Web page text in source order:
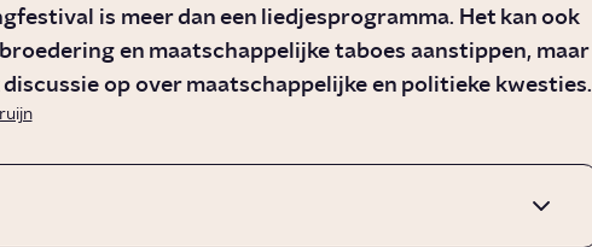
is meer dan een liedjesprogramma. Het kan ook
en maatschappelijke taboes aanstippen, maar
op over maatschappelijke en politieke kwesties.